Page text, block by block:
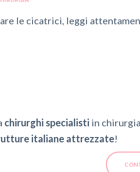
le cicatrici, leggi
chirurghi specialisti in
italiane attrezzate!